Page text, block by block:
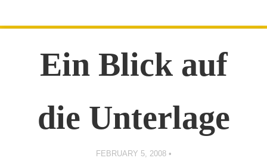
Ein Blick auf
die Unterlage
FEBRUARY 5, 2008